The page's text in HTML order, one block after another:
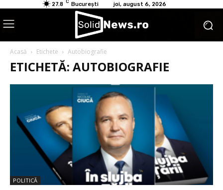
27.8 C București joi, august 6, 2026
Acasă Etichete Autobiografie
ETICHETĂ: AUTOBIOGRAFIE
POLITICĂ